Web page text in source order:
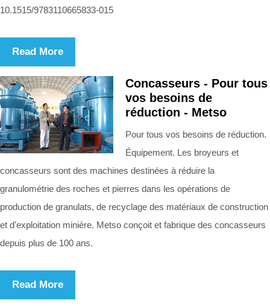
10.1515/9783110665833-015
Read More
Concasseurs - Pour tous
vos besoins de
réduction - Metso
Pour tous vos besoins de réduction.
Équipement. Les broyeurs et
concasseurs sont des machines destinées à réduire la
granulométrie des roches et pierres dans les opérations de
production de granulats, de recyclage des matériaux de construction
et d'exploitation minière. Metso conçoit et fabrique des concasseurs
depuis plus de 100 ans.
Read More